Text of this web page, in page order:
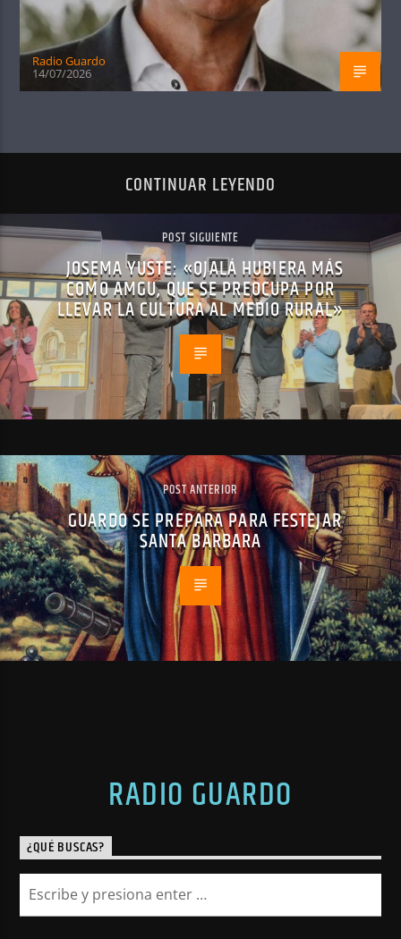
Radio Guardo
14/07/2026
CONTINUAR LEYENDO
POST SIGUIENTE
JOSEMA YUSTE: «OJALÁ HUBIERA MÁS
COMO AMGU, QUE SE PREOCUPA POR
LLEVAR LA CULTURA AL MEDIO RURAL»
POST ANTERIOR
GUARDO SE PREPARA PARA FESTEJAR
SANTA BÁRBARA
RADIO GUARDO
¿QUÉ BUSCAS?